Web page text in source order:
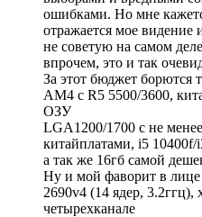
ошибками. Но мне
отражается мое
не советую на самом
впрочем, это и так
За этот бюджет борются
AM4 с R5 5500/3600,
ОЗУ
LGA1200/1700 с не
китайплатами, i5 10400f/
а так же 16гб самой
Ну и мой фаворит в
2690v4 (14 ядер,
четырехканале